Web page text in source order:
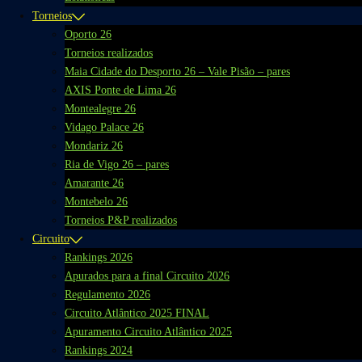
Torneios
Oporto 26
Torneios realizados
Maia Cidade do Desporto 26 – Vale Pisão – pares
AXIS Ponte de Lima 26
Montealegre 26
Vidago Palace 26
Mondariz 26
Ria de Vigo 26 – pares
Amarante 26
Montebelo 26
Torneios P&P realizados
Circuito
Rankings 2026
Apurados para a final Circuito 2026
Regulamento 2026
Circuito Atlântico 2025 FINAL
Apuramento Circuito Atlântico 2025
Rankings 2024